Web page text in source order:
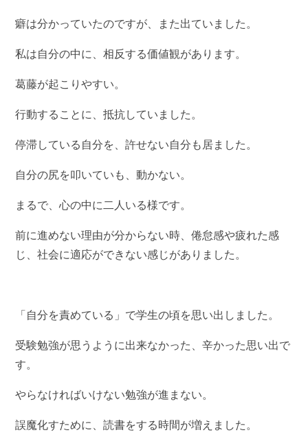
癖は分かっていたのですが、また出ていました。
私は自分の中に、相反する価値観があります。
葛藤が起こりやすい。
行動することに、抵抗していました。
停滞している自分を、許せない自分も居ました。
自分の尻を叩いていも、動かない。
まるで、心の中に二人いる様です。
前に進めない理由が分からない時、倦怠感や疲れた感
じ、社会に適応ができない感じがありました。
「自分を責めている」で学生の頃を思い出しました。
受験勉強が思うように出来なかった、辛かった思い出で
す。
やらなければいけない勉強が進まない。
誤魔化すために、読書をする時間が増えました。